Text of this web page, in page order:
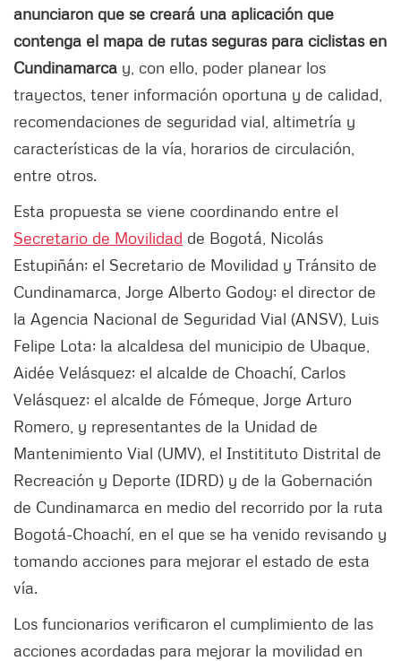
anunciaron que se creará una aplicación que
contenga el mapa de rutas seguras para ciclistas en
Cundinamarca y, con ello, poder planear los
trayectos, tener información oportuna y de calidad,
recomendaciones de seguridad vial, altimetría y
características de la vía, horarios de circulación,
entre otros.
Esta propuesta se viene coordinando entre el
Secretario de Movilidad de Bogotá, Nicolás
Estupiñán; el Secretario de Movilidad y Tránsito de
Cundinamarca, Jorge Alberto Godoy; el director de
la Agencia Nacional de Seguridad Vial (ANSV), Luis
Felipe Lota; la alcaldesa del municipio de Ubaque,
Aidée Velásquez; el alcalde de Choachí, Carlos
Velásquez; el alcalde de Fómeque, Jorge Arturo
Romero, y representantes de la Unidad de
Mantenimiento Vial (UMV), el Institituto Distrital de
Recreación y Deporte (IDRD) y de la Gobernación
de Cundinamarca en medio del recorrido por la ruta
Bogotá-Choachí, en el que se ha venido revisando y
tomando acciones para mejorar el estado de esta
vía.
Los funcionarios verificaron el cumplimiento de las
acciones acordadas para mejorar la movilidad en